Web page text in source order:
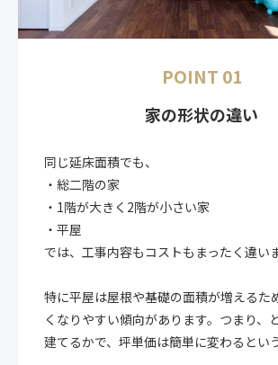
POINT 01
家の形状の違い
同じ延床面積でも、
・総二階の家
・1階が大きく2階が小さい家
・平屋
では、工事内容もコストもまったく違いま
特に平屋は屋根や基礎の面積が増えるた
くなりやすい傾向があります。つまり、
建てるかで、坪単価は簡単に変わるとい